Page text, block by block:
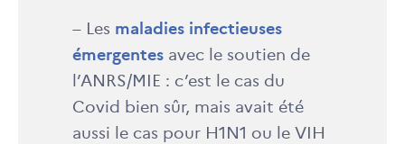
– Les maladies infectieuses
émergentes avec le soutien de
l’ANRS/MIE : c’est le cas du
Covid bien sûr, mais avait été
aussi le cas pour H1N1 ou le VIH